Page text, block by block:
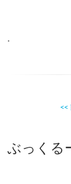
•
<<
ぶっくる